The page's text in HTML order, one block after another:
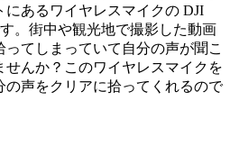
にあるワイヤレスマイクの DJI
。街中や観光地で撮影した動画
てしまっていて自分の声が聞こ
せんか？このワイヤレスマイクを
声をクリアに拾ってくれるので